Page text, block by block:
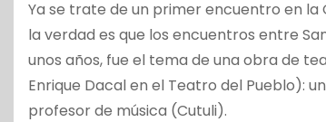
Ya se trate de un primer encuentro en la
la verdad es que los encuentros entre
unos años, fue el tema de una obra de
Enrique Dacal en el Teatro del Pueblo):
profesor de música (Cutuli).